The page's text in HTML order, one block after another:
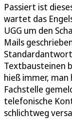
Passiert ist
wartet das
UGG um den
Mails
Textbausteinen
hieß immer, man
Fachstelle
telefonische
schlichtweg